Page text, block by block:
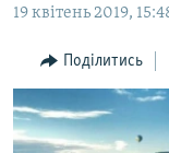
до
навігації
Перейти
до
пошуку
ПОЛІТИКА
БЛОГИ
ПОГЛЯД
ІНТЕРВ'Ю
19 квітень 2019,
Поділитись